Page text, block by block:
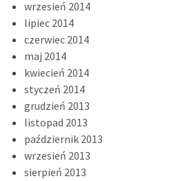
wrzesień 2014
lipiec 2014
czerwiec 2014
maj 2014
kwiecień 2014
styczeń 2014
grudzień 2013
listopad 2013
październik 2013
wrzesień 2013
sierpień 2013